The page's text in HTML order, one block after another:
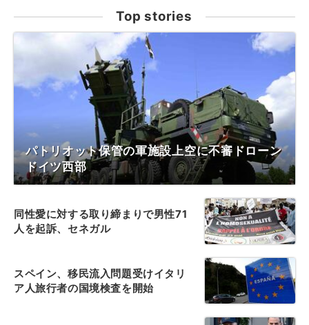
Top stories
パトリオット保管の軍施設上空に不審ドローン
ドイツ西部
同性愛に対する取り締まりで男性71
人を起訴、セネガル
スペイン、移民流入問題受けイタリ
ア人旅行者の国境検査を開始